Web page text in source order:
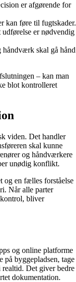
er afgørende for
kan føre til fugtskader.
er nødvendig
skal gå hånd
– kan man
blot kontrolleret
viden. Det handler
skal kunne
og håndværkere
unødig konflikt.
og en fælles forståelse
Når alle parter
bliver
og online platforme
på byggepladsen, tage
Det giver bedre
dokumentation.